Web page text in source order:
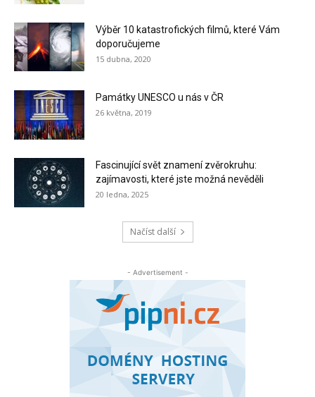
Výběr 10 katastrofických filmů, které Vám
doporučujeme
15 dubna, 2020
Památky UNESCO u nás v ČR
26 května, 2019
Fascinující svět znamení zvěrokruhu:
zajímavosti, které jste možná nevěděli
20 ledna, 2025
Načíst další
- Advertisement -